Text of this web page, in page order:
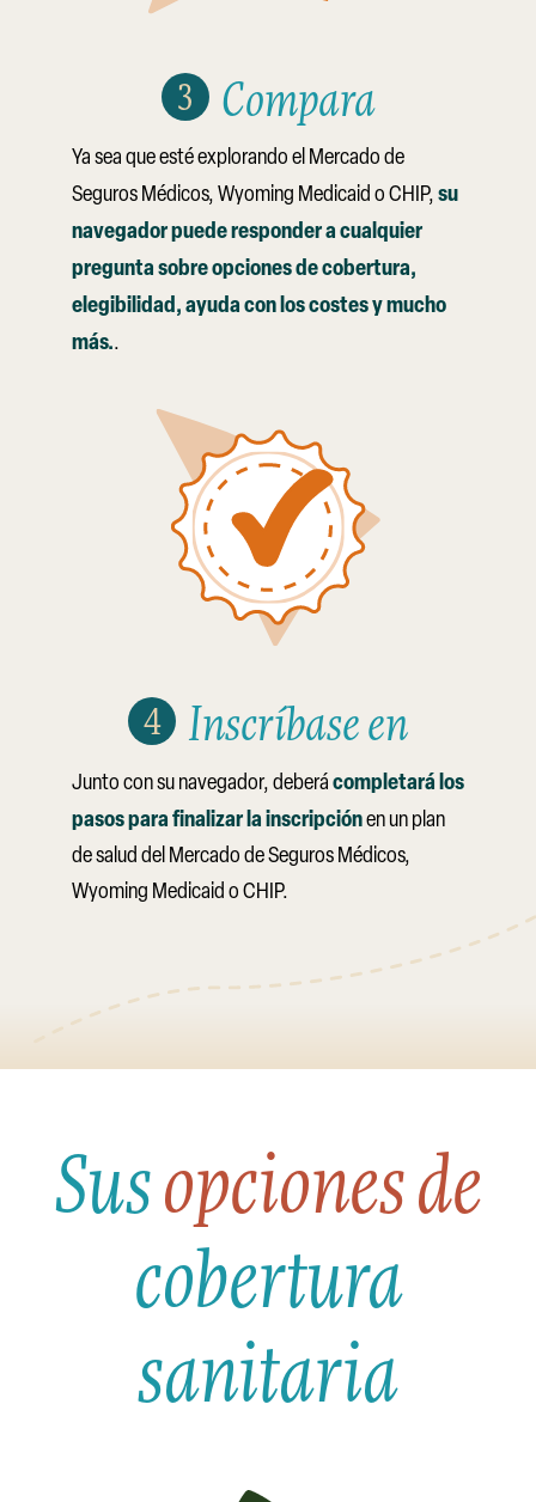
Compara
Ya sea que esté explorando el Mercado de
Seguros Médicos, Wyoming Medicaid o CHIP,su
navegador puede responder a cualquier
pregunta sobre opciones de cobertura,
elegibilidad, ayuda con los costes y mucho
más..
Inscríbase en
Junto con su navegador, deberácompletará los
pasos para finalizar la inscripciónen un plan
de salud del Mercado de Seguros Médicos,
Wyoming Medicaid o CHIP.
Susopciones de
cobertura
sanitaria